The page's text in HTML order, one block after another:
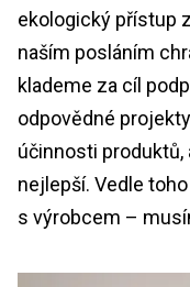
ekologický přístup
naším posláním
klademe za cíl
odpovědné
účinnosti produktů,
nejlepší. Vedle
s výrobcem –